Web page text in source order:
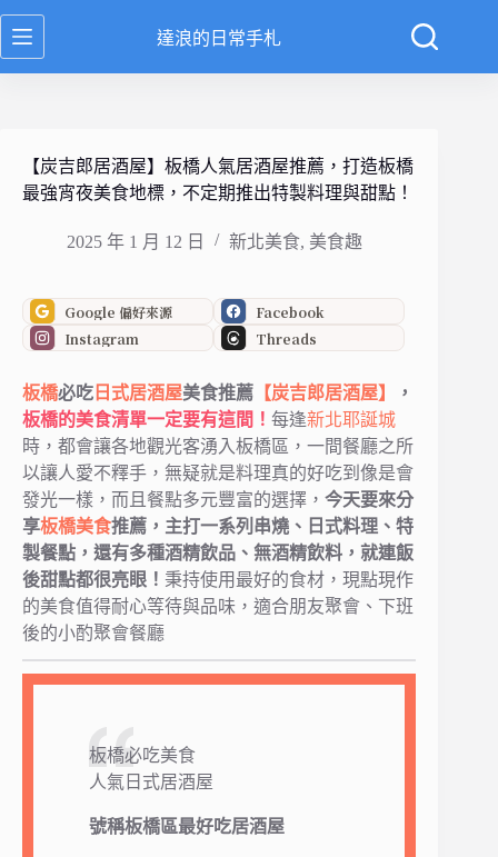
跳
至
達浪的日常手札
【炭吉郎居酒屋】板橋人氣居酒屋推薦，打造板橋
最強宵夜美食地標，不定期推出特製料理與甜點！
2025 年 1 月 12 日 新北美食, 美食趣
Google 偏好來源
Facebook
Instagram
Threads
板橋必吃 日式居酒屋美食推薦 【炭吉郎居酒屋】
，
板橋的美食清單一定要有這間！ 每逢新北耶誕城
時，都會讓各地觀光客湧入板橋區，一間餐廳之所
以讓人愛不釋手，無疑就是料理真的好吃到像是會
發光一樣，而且餐點多元豐富的選擇， 今天要來分
享板橋美食推薦，主打一系列串燒、日式料理、特
製餐點，還有多種酒精飲品、無酒精飲料，就連飯
後甜點都很亮眼！ 秉持使用最好的食材，現點現作
的美食值得耐心等待與品味，適合朋友聚會、下班
後的小酌聚會餐廳
板橋必吃美食
人氣日式居酒屋
號稱板橋區最好吃居酒屋